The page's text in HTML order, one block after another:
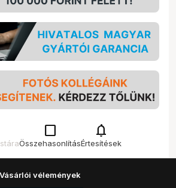
check_box_outline_blank
Összehasonlítás
notifications
Értesítések
Vásárlói vélemények